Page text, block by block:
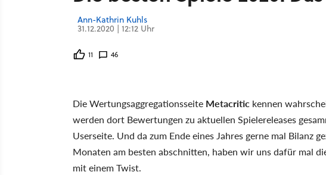
Ann-Kathrin Kuhls
31.12.2020 | 12:12 Uhr
11 46
Die Wertungsaggregationsseite Metacritic kennen
werden dort Bewertungen zu aktuellen Spielereleases
Userseite. Und da zum Ende eines Jahres gerne mal Bilanz
Monaten am besten abschnitten, haben wir uns dafür mal
mit einem Twist.